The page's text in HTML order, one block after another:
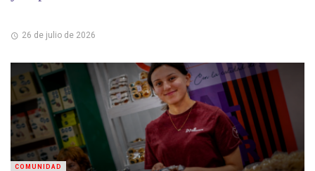
26 de julio de 2026
COMUNIDAD